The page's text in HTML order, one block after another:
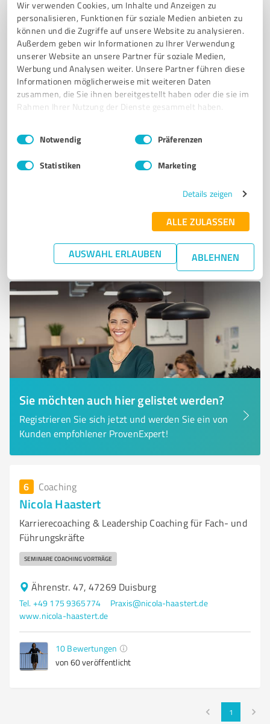
Wir verwenden Cookies, um Inhalte und Anzeigen zu
personalisieren, Funktionen für soziale Medien anbieten zu
können und die Zugriffe auf unsere Website zu analysieren.
Außerdem geben wir Informationen zu Ihrer Verwendung
unserer Website an unsere Partner für soziale Medien,
Werbung und Analysen weiter. Unsere Partner führen diese
Informationen möglicherweise mit weiteren Daten
zusammen, die Sie ihnen bereitgestellt haben oder die sie im
Rahmen Ihrer Nutzung der Dienste gesammelt haben.
Impressum Datenschutzbestimmungen
Einwilligungsauswahl
Notwendig Präferenzen
Statistiken Marketing
Details zeigen
ALLE ZULASSEN
AUSWAHL ERLAUBEN ABLEHNEN
4,89 / 5,00
9Bewertungen
5 Coaching
Verhandlungsbasis - Verena Breuckmann
Coching, Mediation, Supervision, Keynotes, Moderation
MEDIATION COACHING WORKSHOPS TEAM- UND
FÜHRUNGSKRÄFTEENTWICKLUNG MODERATION UND KEYNOTES
Goebenstraße 143, 46045 Oberhausen
5,00 / 5,00
15Bewertungen (1 Quelle)
Sie möchten auch hier gelistet werden?
Registrieren Sie sich jetzt und werden Sie ein von
Kunden empfohlener ProvenExpert!
6 Coaching
Nicola Haastert
Karrierecoaching & Leadership Coaching für Fach‑ und
Führungskräfte
SEMINARE COACHING VORTRÄGE
Ährenstr. 47, 47269 Duisburg
Tel. +49 175 9365774
Praxis@nicola-haastert.de
www.nicola-haastert.de
10 Bewertungen
von 60 veröffentlicht
1